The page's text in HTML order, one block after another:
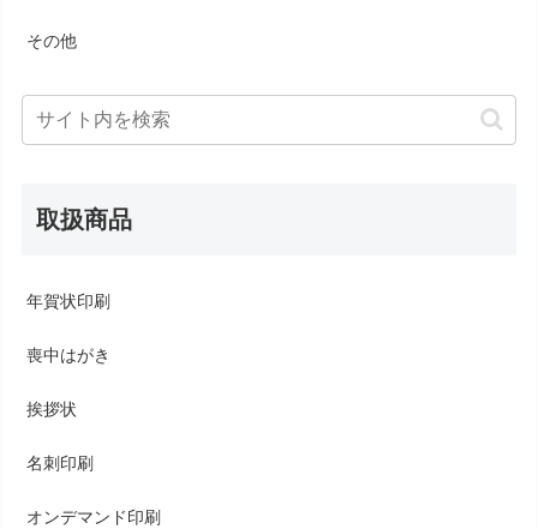
その他
取扱商品
年賀状印刷
喪中はがき
挨拶状
名刺印刷
オンデマンド印刷